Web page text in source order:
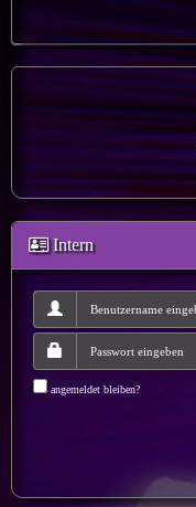
Intern
angemeldet bleiben?